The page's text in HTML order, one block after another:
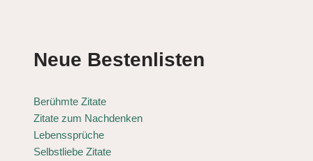
Neue Bestenlisten
Berühmte Zitate
Zitate zum Nachdenken
Lebenssprüche
Selbstliebe Zitate